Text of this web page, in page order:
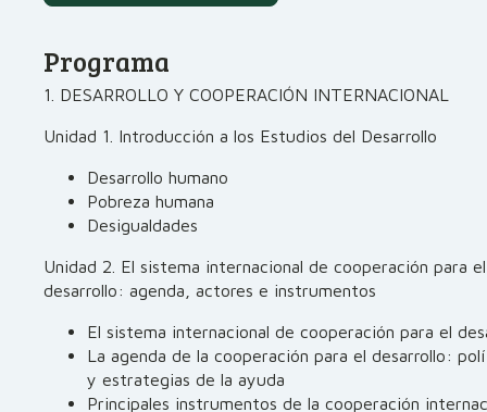
Programa
1. DESARROLLO Y COOPERACIÓN INTERNACIONAL
Unidad 1. Introducción a los Estudios del Desarrollo
Desarrollo humano
Pobreza humana
Desigualdades
Unidad 2. El sistema internacional de cooperación para el
desarrollo: agenda, actores e instrumentos
El sistema internacional de cooperación para el
La agenda de la cooperación para el desarrollo:
y estrategias de la ayuda
Principales instrumentos de la cooperación